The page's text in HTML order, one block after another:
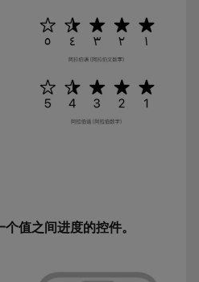
值之间进度的控件。